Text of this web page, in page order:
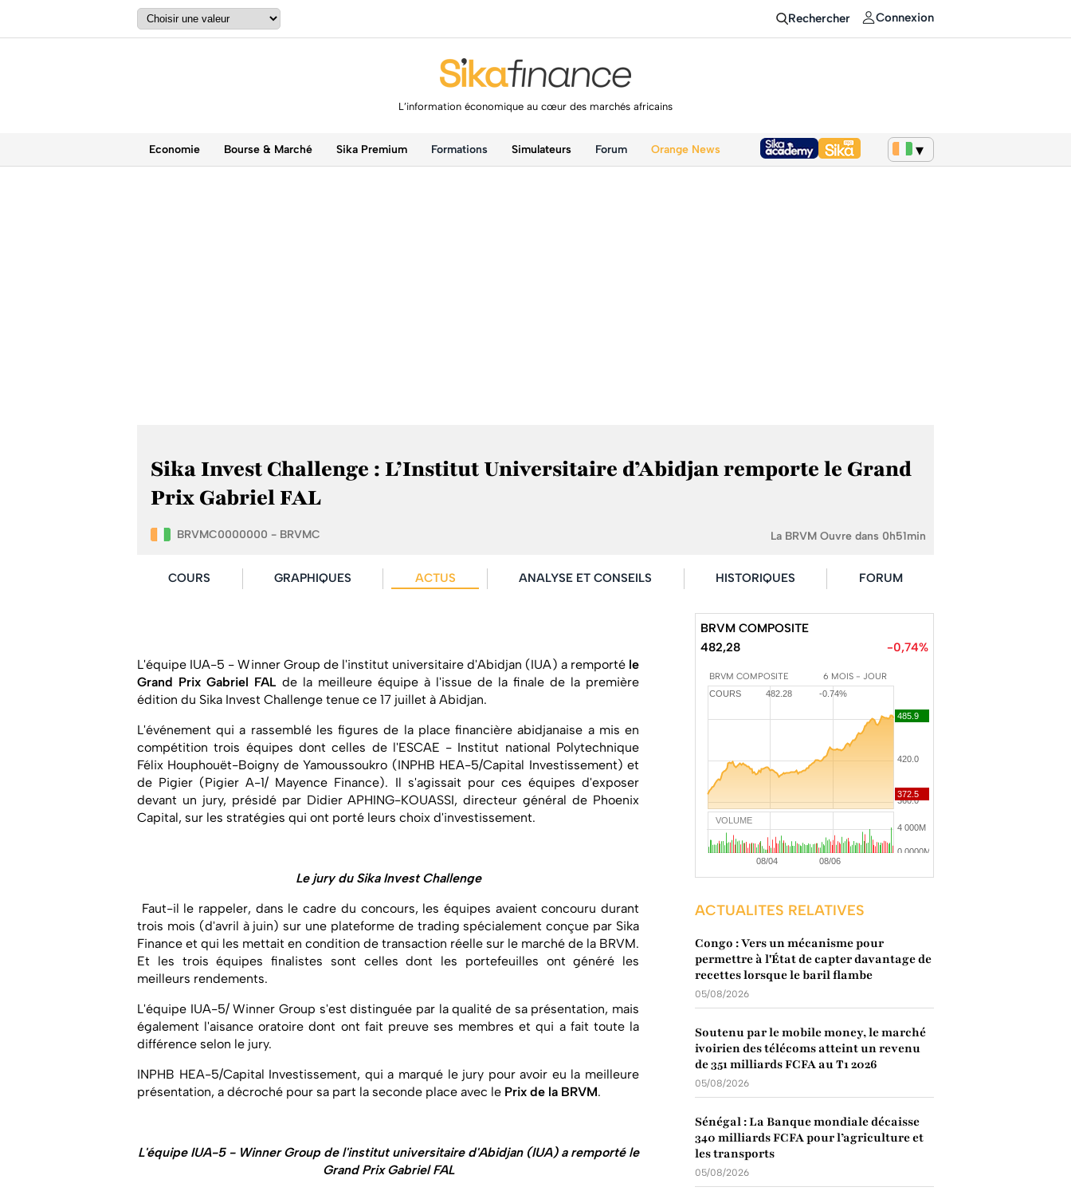
Rechercher Connexion
L’information économique au cœur des marchés africains
Economie Bourse & Marché Sika Premium Formations Simulateurs Forum Orange News
Sika Invest Challenge : L’Institut Universitaire d’Abidjan remporte le Grand
Prix Gabriel FAL
BRVMC0000000 - BRVMC La BRVM Ouvre dans 0h51min
COURS GRAPHIQUES ACTUS ANALYSE ET CONSEILS HISTORIQUES FORUM
L'équipe IUA-5 - Winner Group de l'institut universitaire d'Abidjan (IUA) a remporté le
Grand Prix Gabriel FAL de la meilleure équipe à l'issue de la finale de la première
édition du Sika Invest Challenge tenue ce 17 juillet à Abidjan.
L'événement qui a rassemblé les figures de la place financière abidjanaise a mis en
compétition trois équipes dont celles de l'ESCAE - Institut national Polytechnique
Félix Houphouët-Boigny de Yamoussoukro (INPHB HEA-5/Capital Investissement) et
de Pigier (Pigier A-1/ Mayence Finance). Il s'agissait pour ces équipes d'exposer
devant un jury, présidé par Didier APHING-KOUASSI, directeur général de Phoenix
Capital, sur les stratégies qui ont porté leurs choix d'investissement.
Le jury du Sika Invest Challenge
Faut-il le rappeler, dans le cadre du concours, les équipes avaient concouru durant
trois mois (d'avril à juin) sur une plateforme de trading spécialement conçue par Sika
Finance et qui les mettait en condition de transaction réelle sur le marché de la BRVM.
Et les trois équipes finalistes sont celles dont les portefeuilles ont généré les
meilleurs rendements.
L'équipe IUA-5/ Winner Group s'est distinguée par la qualité de sa présentation, mais
également l'aisance oratoire dont ont fait preuve ses membres et qui a fait toute la
différence selon le jury.
INPHB HEA-5/Capital Investissement, qui a marqué le jury pour avoir eu la meilleure
présentation, a décroché pour sa part la seconde place avec le Prix de la BRVM.
L'équipe IUA-5 - Winner Group de l'institut universitaire d'Abidjan (IUA) a remporté le
Grand Prix Gabriel FAL
BRVM COMPOSITE
482,28
-0,74%
BRVM COMPOSITE 6 MOIS - JOUR
VOLUME
COURS 482.28 -0.74%
ACTUALITES RELATIVES
Congo : Vers un mécanisme pour
permettre à l'État de capter davantage de
recettes lorsque le baril flambe
05/08/2026
Soutenu par le mobile money, le marché
ivoirien des télécoms atteint un revenu
de 351 milliards FCFA au T1 2026
05/08/2026
Sénégal : La Banque mondiale décaisse
340 milliards FCFA pour l’agriculture et
les transports
05/08/2026